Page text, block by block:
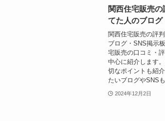
関西住宅販売
てた人のブロ
関西住宅販売の評
ブログ・SNS掲示
宅販売の口コミ・
中心に紹介します
切なポイントも紹
たいブログやSNS
2024年12月2日